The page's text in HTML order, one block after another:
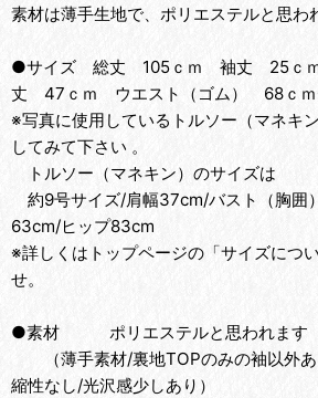
素材は薄手生地で、ポリエステルと思わ
●サイズ 総丈 105ｃｍ 袖丈 25
丈 47ｃｍ ウエスト（ゴム） 68ｃｍ
※写真に使用しているトルソー（マネキ
してみて下さい 。
トルソー（マネキン）のサイズは
約9号サイズ/肩幅37cm/バスト（胸囲
63cm/ヒップ83cm
※詳しくはトップページの「サイズにつ
せ。
●素材 ポリエステルと思われます
（薄手素材/裏地TOPのみの袖以外あ
縮性なし/光沢感少しあり）